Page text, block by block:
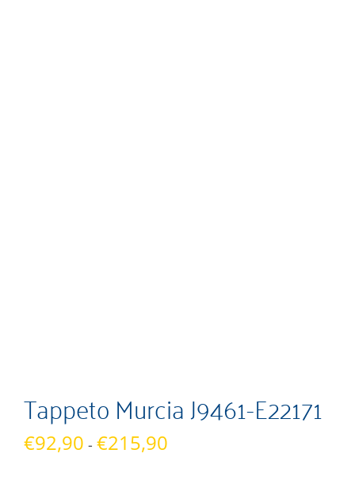
Tappeto Murcia J9461-E22171
€92,90 - €215,90